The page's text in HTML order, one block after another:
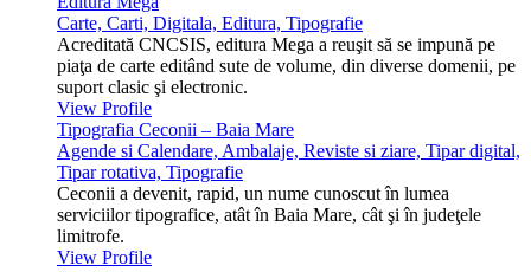
Carte, Carti, Digitala, Editura, Tipografie
Acreditată CNCSIS, editura Mega a reuşit să se impună pe
piaţa de carte editând sute de volume, din diverse domenii, pe
suport clasic şi electronic.
View Profile
Tipografia Ceconii – Baia Mare
Agende si Calendare, Ambalaje, Reviste si ziare, Tipar digital,
Tipar rotativa, Tipografie
Ceconii a devenit, rapid, un nume cunoscut în lumea
serviciilor tipografice, atât în Baia Mare, cât şi în judeţele
limitrofe.
View Profile